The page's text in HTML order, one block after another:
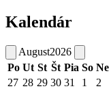
Kalendár
August2026
Po Ut St Št Pia So Ne
27 28 29 30 31 1
2